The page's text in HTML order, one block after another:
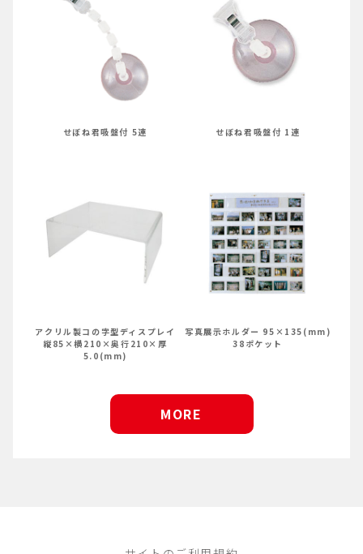
せぼね君吸盤付 5連 せぼね君吸盤付 1連
アクリル製コの字型ディスプレイ
縦85×横210×奥行210×厚
5.0(mm)
写真展示ホルダー 95×135(mm)
38ポケット
MORE